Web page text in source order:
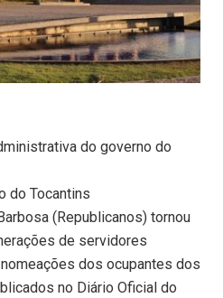
do governo do
do Tocantins
(Republicanos) tornou
de servidores
dos ocupantes dos
no Diário Oficial do